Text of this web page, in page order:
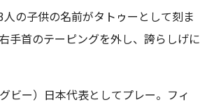
の子供の名前がタトゥーとして刻ま
手首のテーピングを外し、誇らしげに
ビー）日本代表としてプレー。フィ